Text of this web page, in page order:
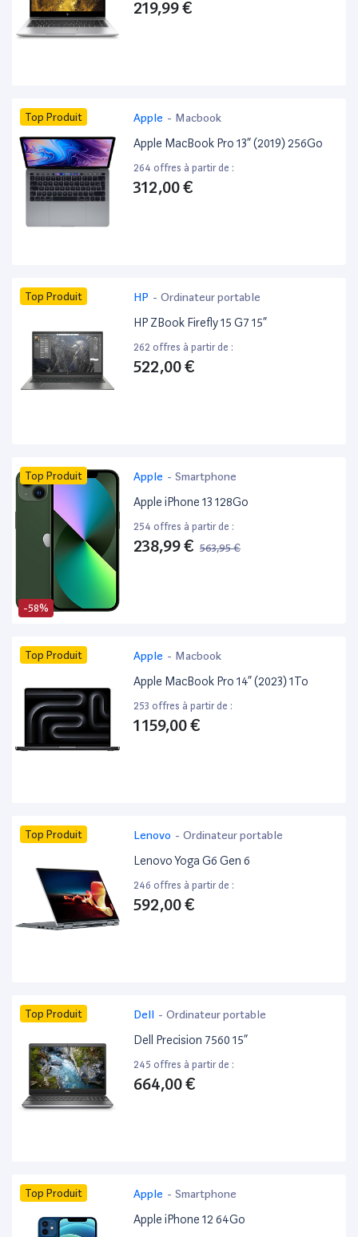
219,99 €
Top Produit Apple - Macbook
Apple MacBook Pro 13” (2019) 256Go
264 offres à partir de :
312,00 €
Top Produit HP - Ordinateur portable
HP ZBook Firefly 15 G7 15”
262 offres à partir de :
522,00 €
-58%
Top Produit Apple - Smartphone
Apple iPhone 13 128Go
254 offres à partir de :
238,99 € 563,95 €
Top Produit Apple - Macbook
Apple MacBook Pro 14” (2023) 1To
253 offres à partir de :
1 159,00 €
Top Produit Lenovo - Ordinateur portable
Lenovo Yoga G6 Gen 6
246 offres à partir de :
592,00 €
Top Produit Dell - Ordinateur portable
Dell Precision 7560 15”
245 offres à partir de :
664,00 €
Top Produit Apple - Smartphone
Apple iPhone 12 64Go